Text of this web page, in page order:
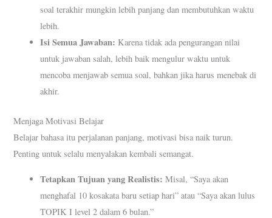
soal terakhir mungkin lebih panjang dan membutuhkan waktu
lebih.
Isi Semua Jawaban: Karena tidak ada pengurangan nilai
untuk jawaban salah, lebih baik mengulur waktu untuk
mencoba menjawab semua soal, bahkan jika harus menebak di
akhir.
Menjaga Motivasi Belajar
Belajar bahasa itu perjalanan panjang, motivasi bisa naik turun.
Penting untuk selalu menyalakan kembali semangat.
Tetapkan Tujuan yang Realistis: Misal, “Saya akan
menghafal 10 kosakata baru setiap hari” atau “Saya akan lulus
TOPIK I level 2 dalam 6 bulan.”